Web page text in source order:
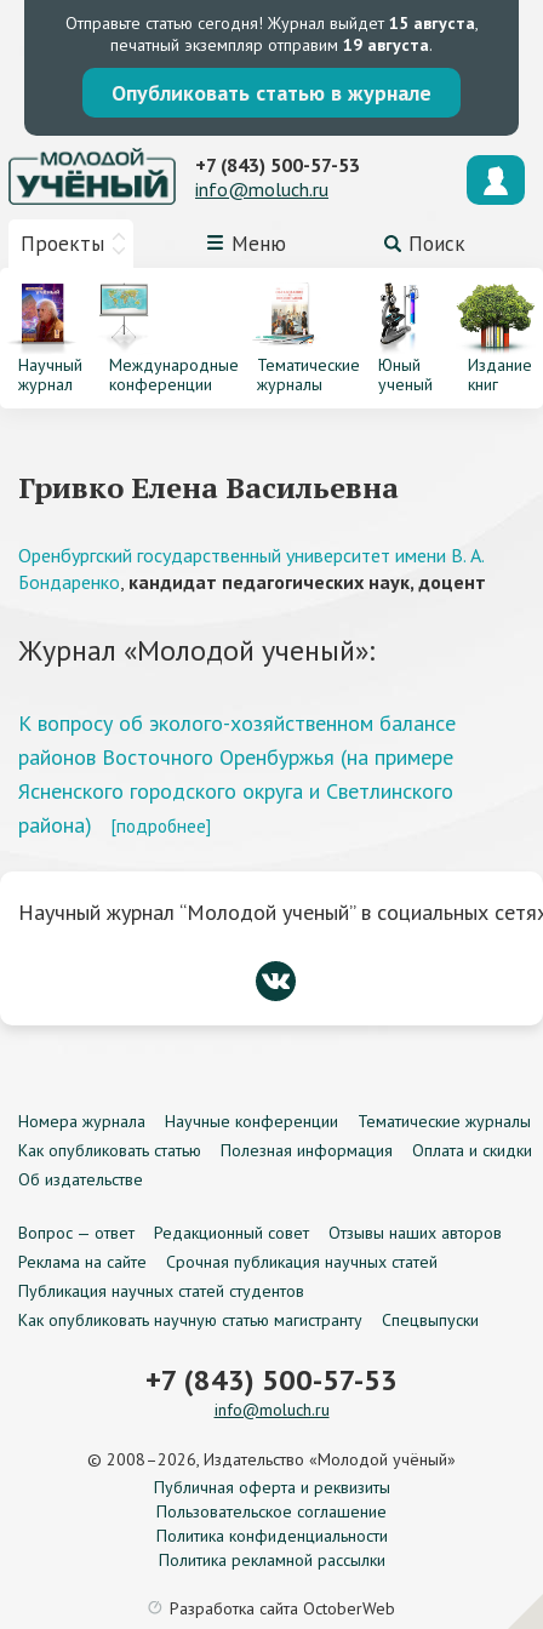
Отправьте статью сегодня! Журнал выйдет15 августа,
печатный экземпляр отправим 19 августа.
Опубликовать статью в журнале
Проекты Меню Поиск
+7 (843) 500-57-53
info@moluch.ru
Научный
журнал
Международные
конференции
Тематические
журналы
Юный
ученый
Издание
книг
Гривко Елена Васильевна
Оренбургский государственный университет имени В. А.
Бондаренко, кандидат педагогических наук, доцент
Журнал «Молодой ученый»:
К вопросу об эколого-хозяйственном балансе
районов Восточного Оренбуржья (на примере
Ясненского городского округа и Светлинского
района)
[подробнее]
Научный журнал “Молодой ученый” в социальных
Номера журнала Научные конференции
Тематические журналы
Как опубликовать статью
Полезная информация
Оплата и скидки
Об издательстве
Вопрос — ответ Редакционный совет
Отзывы наших авторов
Реклама на сайте
Срочная публикация научных статей
Публикация научных статей студентов
Как опубликовать научную статью магистранту
Спецвыпуски
+7 (843) 500-57-53
info@moluch.ru
© 2008–2026, Издательство «Молодой учёный»
Публичная оферта и реквизиты
Пользовательское соглашение
Политика конфиденциальности
Политика рекламной рассылки
Разработка сайта OctoberWeb